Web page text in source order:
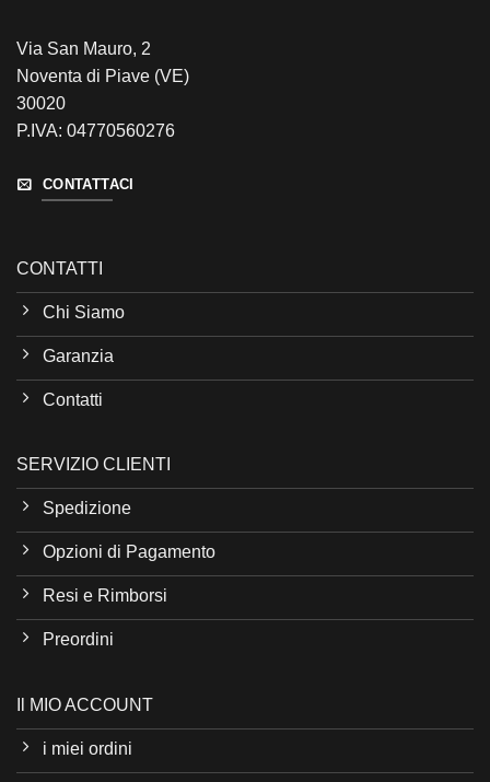
Via San Mauro, 2
Noventa di Piave (VE)
30020
P.IVA: 04770560276
CONTATTACI
CONTATTI
Chi Siamo
Garanzia
Contatti
SERVIZIO CLIENTI
Spedizione
Opzioni di Pagamento
Resi e Rimborsi
Preordini
Il MIO ACCOUNT
i miei ordini